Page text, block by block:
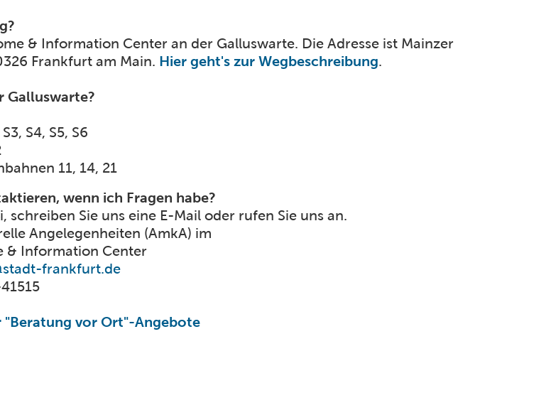
& Information Center an der Galluswarte. Die Adresse ist Mainzer
Frankfurt am Main. Hier geht's zur Wegbeschreibung.
Galluswarte?
S4, S5, S6
11, 14, 21
wenn ich Fragen habe?
schreiben Sie uns eine E-Mail oder rufen Sie uns an.
Angelegenheiten (AmkA) im
& Information Center
frankfurt.de
"Beratung vor Ort"-Angebote